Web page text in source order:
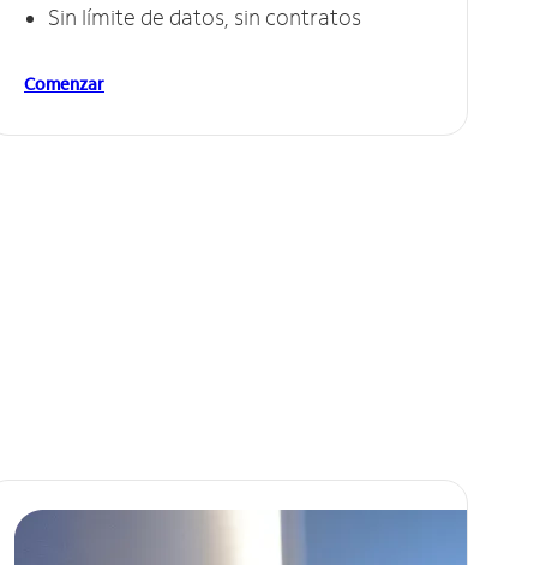
Sin límite de datos, sin contratos
Comenzar